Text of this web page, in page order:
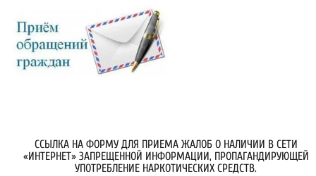
ССЫЛКА НА ФОРМУ ДЛЯ ПРИЕМА ЖАЛОБ О НАЛИЧИИ В СЕТИ
«ИНТЕРНЕТ» ЗАПРЕЩЕННОЙ ИНФОРМАЦИИ, ПРОПАГАНДИРУЮЩЕЙ
УПОТРЕБЛЕНИЕ НАРКОТИЧЕСКИХ СРЕДСТВ.